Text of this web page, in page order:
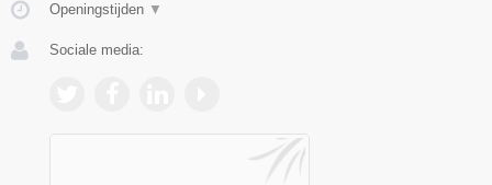
Openingstijden ▼
Sociale media: